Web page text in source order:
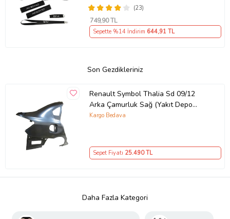
(23)
749,90 TL
Sepette %14 İndirim 644,91 TL
Son Gezdikleriniz
Renault Symbol Thalia Sd 09/12
Arka Çamurluk Sağ (Yakıt Depo
Kapağı Deli·kli·) (Tw)
Kargo Bedava
Sepet Fiyatı 25.490TL
Daha Fazla Kategori